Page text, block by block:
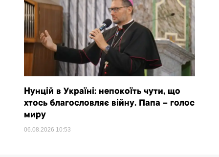
Нунцій в Україні: непокоїть чути, що
хтось благословляє війну. Папа – голос
миру
06.08.2026 10:53